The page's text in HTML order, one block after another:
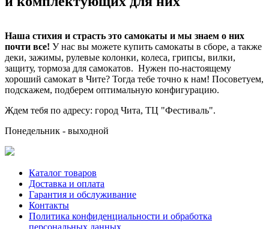
Наша стихия и страсть это самокаты и мы знаем о них
почти все! У нас вы можете купить самокаты в сборе, а также
деки, зажимы, рулевые колонки, колеса, грипсы, вилки,
защиту, тормоза для самокатов. Нужен по-настоящему
хороший самокат в Чите? Тогда тебе точно к нам! Посоветуем,
подскажем, подберем оптимальную конфигурацию.
Ждем тебя по адресу: город Чита, ТЦ "Фестиваль".
Понедельник - выходной
Каталог товаров
Доставка и оплата
Гарантия и обслуживание
Контакты
Политика конфиденциальности и обработка
персональных данных